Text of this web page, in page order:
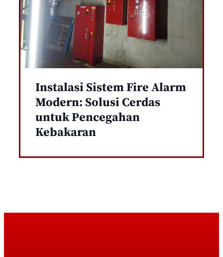
Instalasi Sistem Fire Alarm
Modern: Solusi Cerdas
untuk Pencegahan
Kebakaran